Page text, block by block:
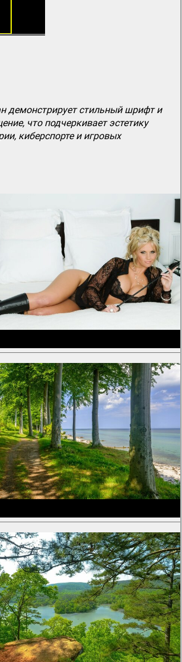
демонстрирует стильный шрифт и
что подчеркивает эстетику
киберспорте и игровых